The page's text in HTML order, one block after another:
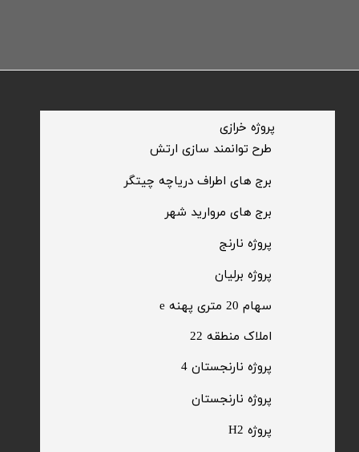
​طرح توانمند سازی ارتش
سهام 20 متری پهنه e​​​​​​​
​املاک منطقه 22
​پروژه خرازی
پروژه برلیان
پروژه H2
​پروژه نارنج
​پروژه نارنجستان
​برج های اطراف دریاچه چیتگر
​برج های مروارید شهر
پروژه نارنجستان 4